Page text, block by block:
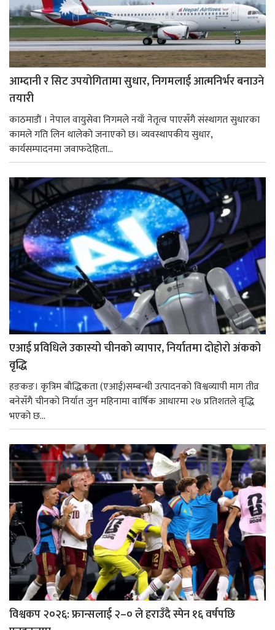
आम्दानी र सिट उपयोगितामा सुधार, निगमलाई आत्मनिर्भर बनाउने
तयारी
काठमाडाैं । नेपाल वायुसेवा निगमले नयाँ नेतृत्व पाएसँगै संस्थागत सुधारका
कामले गति लिन थालेको जनाएको छ। व्यवस्थापकीय सुधार,
कार्यसम्पादनमा जवाफदेहिता...
एआई प्रविधिले उकास्यो चीनको व्यापार, निर्यातमा दोहोरो अंकको
वृद्धि
हङकङ। कृत्रिम बौद्धिकता (एआई)सम्बन्धी उत्पादनको विश्वव्यापी माग तीव्र
बनेसँगै चीनको निर्यात जुन महिनामा वार्षिक आधारमा २७ प्रतिशतले वृद्धि
भएको छ...
विश्वकप २०२६: फ्रान्सलाई २–० ले हराउँदै स्पेन १६ वर्षपछि